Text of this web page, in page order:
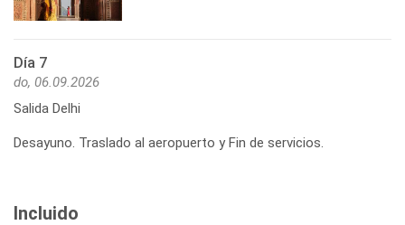
Día 7
do, 06.09.2026
Salida Delhi
Desayuno. Traslado al aeropuerto y Fin de servicios.
Incluido